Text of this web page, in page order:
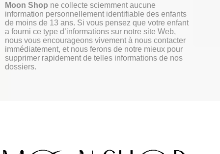
Moon Shop ne collecte sciemment aucune
information personnellement identifiable des enfants
de moins de 13 ans. Si vous pensez que votre enfant
a fourni ce type d’informations sur notre site Web,
nous vous encourageons vivement à nous contacter
immédiatement, et nous ferons de notre mieux pour
supprimer rapidement de telles informations de nos
dossiers.